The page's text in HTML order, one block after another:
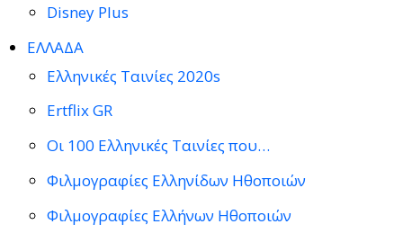
Disney Plus
ΕΛΛΑΔΑ
Ελληνικές Ταινίες 2020s
Ertflix GR
Οι 100 Ελληνικές Ταινίες που…
Φιλμογραφίες Ελληνίδων Ηθοποιών
Φιλμογραφίες Ελλήνων Ηθοποιών